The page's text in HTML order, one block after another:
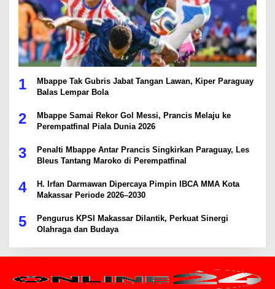
1
Mbappe Tak Gubris Jabat Tangan Lawan, Kiper Paraguay
Balas Lempar Bola
2
Mbappe Samai Rekor Gol Messi, Prancis Melaju ke
Perempatfinal Piala Dunia 2026
3
Penalti Mbappe Antar Prancis Singkirkan Paraguay, Les
Bleus Tantang Maroko di Perempatfinal
4
H. Irfan Darmawan Dipercaya Pimpin IBCA MMA Kota
Makassar Periode 2026–2030
5
Pengurus KPSI Makassar Dilantik, Perkuat Sinergi
Olahraga dan Budaya